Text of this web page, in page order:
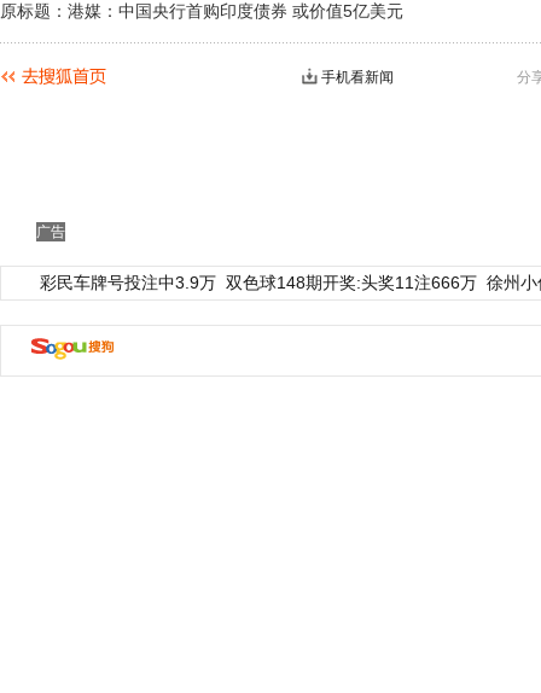
原标题：港媒：中国央行首购印度债券 或价值5亿美元
分
手机看新闻
广告
彩民车牌号投注中3.9万 双色球148期开奖:头奖11注666万 徐州